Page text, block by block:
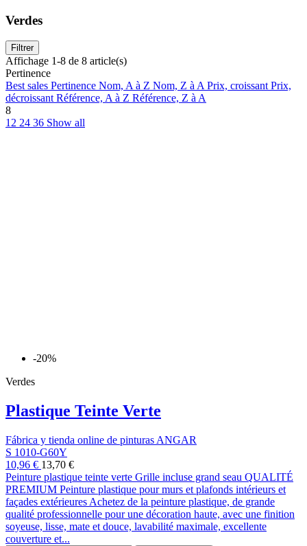
Verdes
Filtrer
Affichage 1-8 de 8 article(s)
Pertinence
Best sales Pertinence Nom, A à Z Nom, Z à APrix, croissantPrix,
décroissantRéférence, A à Z Référence, Z à A
8
12 24 36 Show all
-20%
Verdes
Plastique Teinte Verte
Fábrica y tienda online de pinturas ANGAR
S 1010-G60Y
10,96 € 13,70 €
Peinture plastique teinte verte Grille incluse grand seau QUALITÉ
PREMIUM Peinture plastique pour murs et plafonds intérieurs et
façades extérieures Achetez de la peinture plastique, de grande
qualité professionnelle pour une décoration haute, avec une finition
soyeuse, lisse, mate et douce, lavabilité maximale, excellente
couverture et...